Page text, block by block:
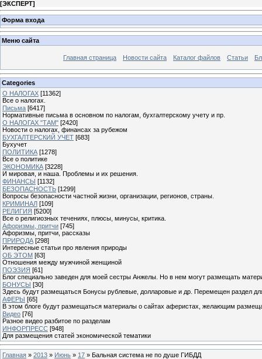
[ЭКСПЕРТ]
Форма входа
Меню сайта
Главная страница Новости сайта Каталог файлов Статьи
Categories
О НАЛОГАХ [11362]
Все о налогах.
Письма [6417]
Нормативные письма в основном по налогам, бухгалтерскому учету и пр.
О НАЛОГАХ "ТАМ" [2420]
Новости о налогах, финансах за рубежом
БУХГАЛТЕРСКИЙ УЧЕТ [683]
Бухучет
ПОЛИТИКА [1278]
Все о политике
ЭКОНОМИКА [3228]
И мировая, и наша. Проблемы и их решения.
ФИНАНСЫ [1132]
БЕЗОПАСНОСТЬ [1299]
Вопросы безопасности частной жизни, организации, регионов, страны.
КРИМИНАЛ [109]
РЕЛИГИЯ [5200]
Все о религиозных течениях, плюсы, минусы, критика.
Афоризмы, притчи [745]
Афоризмы, притчи, рассказы
ПРИРОДА [298]
Интересные статьи про явления природы
ОБ ЭТОМ [63]
Отношения между мужчиной женщиной
ПОЭЗИЯ [61]
Блог специально заведен для моей сестры Анжелы. Но в нем могут размещать
БОНУСЫ [30]
Здесь будут размещаться Бонусы рублевые, долларовые и др. Перемещен раздел
АФЕРЫ [65]
В этом блоге будут размещаться материалы о сайтах аферистах, желающим
Видео [76]
Разное видео разбитое по разделам
ИНФОРПРЕСС [948]
Для размещения статей экономической тематики
Главная » 2013 » Июнь » 17 » Бальная система не по душе ГИБДД